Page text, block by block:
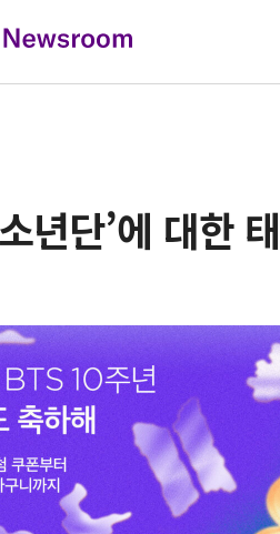
년단’에 대한